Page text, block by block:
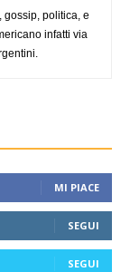
gossip, politica, e
infatti via
MI PIACE
SEGUI
SEGUI